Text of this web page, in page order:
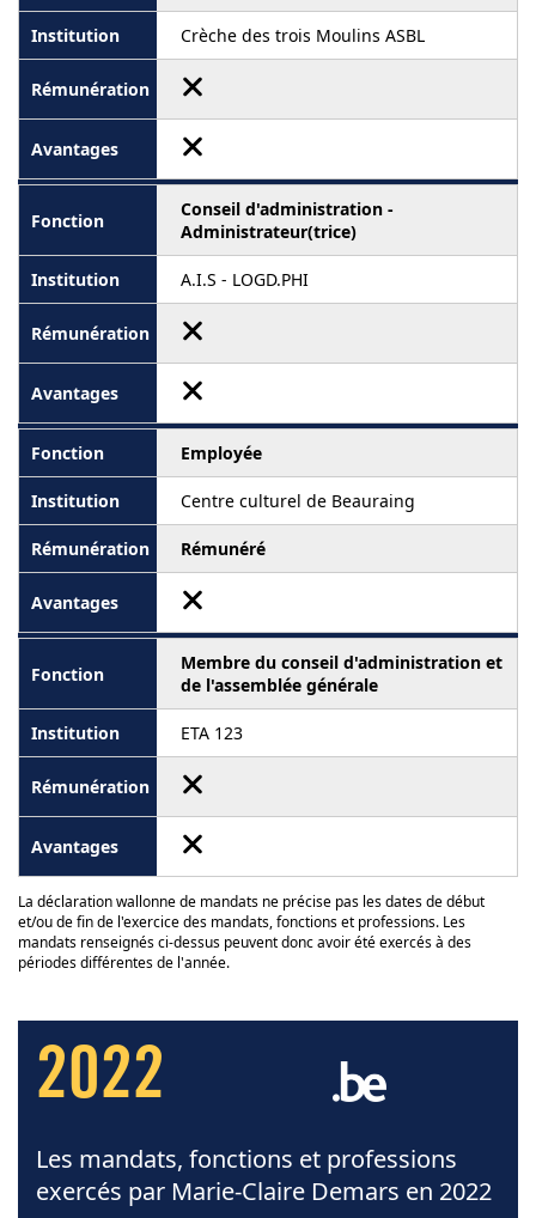
Crèche des trois Moulins ASBL
Conseil d'administration -
Administrateur(trice)
A.I.S - LOGD.PHI
Employée
Centre culturel de Beauraing
Rémunéré
Membre du conseil d'administration et
de l'assemblée générale
ETA 123
La déclaration wallonne de mandats ne précise pas les dates de début
et/ou de fin de l'exercice des mandats, fonctions et professions. Les
mandats renseignés ci-dessus peuvent donc avoir été exercés à des
périodes différentes de l'année.
2022
Les mandats, fonctions et professions
exercés par Marie-Claire Demars en 2022